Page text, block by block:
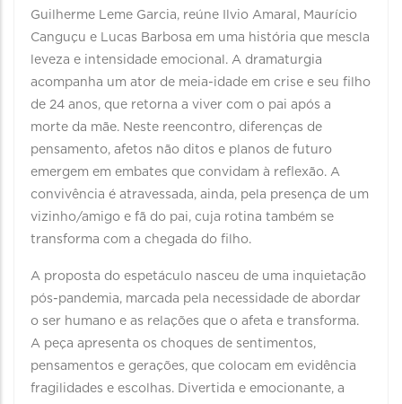
Guilherme Leme Garcia, reúne Ilvio Amaral, Maurício
Canguçu e Lucas Barbosa em uma história que mescla
leveza e intensidade emocional. A dramaturgia
acompanha um ator de meia-idade em crise e seu filho
de 24 anos, que retorna a viver com o pai após a
morte da mãe. Neste reencontro, diferenças de
pensamento, afetos não ditos e planos de futuro
emergem em embates que convidam à reflexão. A
convivência é atravessada, ainda, pela presença de um
vizinho/amigo e fã do pai, cuja rotina também se
transforma com a chegada do filho.
A proposta do espetáculo nasceu de uma inquietação
pós-pandemia, marcada pela necessidade de abordar
o ser humano e as relações que o afeta e transforma.
A peça apresenta os choques de sentimentos,
pensamentos e gerações, que colocam em evidência
fragilidades e escolhas. Divertida e emocionante, a